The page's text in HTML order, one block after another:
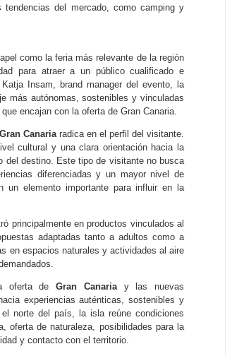
del mercado, como camping y
como la feria más relevante de la región
para atraer a un público cualificado e
Insam, brand manager del evento, la
más autónomas, sostenibles y vinculadas
encajan con la oferta de Gran Canaria.
Canariaradica en el perfil del visitante.
cultural y una clara orientación hacia la
del destino. Este tipo de visitante no busca
diferenciadas y un mayor nivel de
elemento importante para influir en la
principalmente en productos vinculados al
adaptadas tanto a adultos como a
en espacios naturales y actividades al aire
oferta deGran Canariay las nuevas
experiencias auténticas, sostenibles y
norte del país, la isla reúne condiciones
oferta de naturaleza, posibilidades para la
y contacto con el territorio.